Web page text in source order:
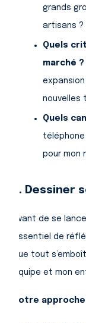
grands
artisans ?
Quels
marché ?
nouvelles
Quels
pour mon
ii. Dessiner
Avant de se
essentiel de
que tout
équipe et mon
Votre